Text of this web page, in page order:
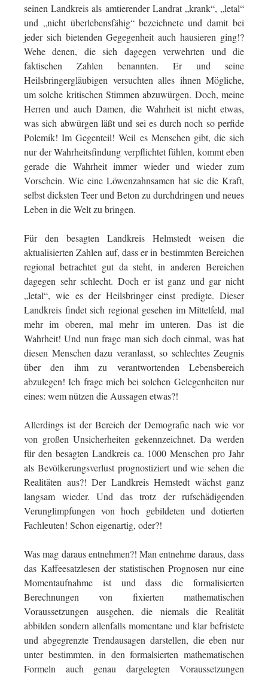
seinen Landkreis als amtierender Landrat „krank“, „letal“
und „nicht überlebensfähig“ bezeichnete und damit bei
jeder sich bietenden Gegegenheit auch hausieren ging!?
Wehe denen, die sich dagegen verwehrten und die
faktischen Zahlen benannten. Er und seine
Heilsbringergläubigen versuchten alles ihnen Mögliche,
um solche kritischen Stimmen abzuwürgen. Doch, meine
Herren und auch Damen, die Wahrheit ist nicht etwas,
was sich abwürgen läßt und sei es durch noch so perfide
Polemik! Im Gegenteil! Weil es Menschen gibt, die sich
nur der Wahrheitsfindung verpflichtet fühlen, kommt eben
gerade die Wahrheit immer wieder und wieder zum
Vorschein. Wie eine Löwenzahnsamen hat sie die Kraft,
selbst dicksten Teer und Beton zu durchdringen und neues
Leben in die Welt zu bringen.
Für den besagten Landkreis Helmstedt weisen die
aktualisierten Zahlen auf, dass er in bestimmten Bereichen
regional betrachtet gut da steht, in anderen Bereichen
dagegen sehr schlecht. Doch er ist ganz und gar nicht
„letal“, wie es der Heilsbringer einst predigte. Dieser
Landkreis findet sich regional gesehen im Mittelfeld, mal
mehr im oberen, mal mehr im unteren. Das ist die
Wahrheit! Und nun frage man sich doch einmal, was hat
diesen Menschen dazu veranlasst, so schlechtes Zeugnis
über den ihm zu verantwortenden Lebensbereich
abzulegen! Ich frage mich bei solchen Gelegenheiten nur
eines: wem nützen die Aussagen etwas?!
Allerdings ist der Bereich der Demografie nach wie vor
von großen Unsicherheiten gekennzeichnet. Da werden
für den besagten Landkreis ca. 1000 Menschen pro Jahr
als Bevölkerungsverlust prognostiziert und wie sehen die
Realitäten aus?! Der Landkreis Hemstedt wächst ganz
langsam wieder. Und das trotz der rufschädigenden
Verunglimpfungen von hoch gebildeten und dotierten
Fachleuten! Schon eigenartig, oder?!
Was mag daraus entnehmen?! Man entnehme daraus, dass
das Kaffeesatzlesen der statistischen Prognosen nur eine
Momentaufnahme ist und dass die formalisierten
Berechnungen von fixierten mathematischen
Voraussetzungen ausgehen, die niemals die Realität
abbilden sondern allenfalls momentane und klar befristete
und abgegrenzte Trendausagen darstellen, die eben nur
unter bestimmten, in den formalsierten mathematischen
Formeln auch genau dargelegten Voraussetzungen